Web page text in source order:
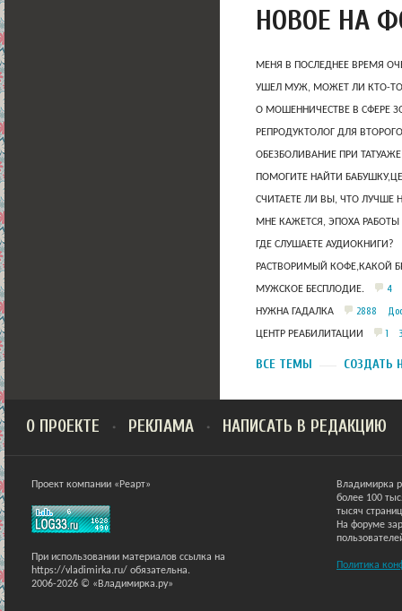
НОВОЕ НА
МЕНЯ В ПОСЛЕДНЕЕ ВРЕМЯ
УШЕЛ МУЖ, МОЖЕТ ЛИ КТО-ТО
О МОШЕННИЧЕСТВЕ В СФЕРЕ
РЕПРОДУКТОЛОГ ДЛЯ
ОБЕЗБОЛИВАНИЕ ПРИ
ПОМОГИТЕ НАЙТИ
СЧИТАЕТЕ ЛИ ВЫ, ЧТО ЛУЧШЕ
МНЕ КАЖЕТСЯ, ЭПОХА
ГДЕ СЛУШАЕТЕ АУДИОКНИГИ?
РАСТВОРИМЫЙ КОФЕ,КАКОЙ
МУЖСКОЕ БЕСПЛОДИЕ. 4
НУЖНА ГАДАЛКА 2888
ЦЕНТР РЕАБИЛИТАЦИИ 1
ВСЕ ТЕМЫ СОЗДАТЬ
О ПРОЕКТЕ РЕКЛАМА НАПИСАТЬ В РЕДАКЦИЮ
Проект компании «Реарт»
При использовании материалов ссылка на
https://vladimirka.ru/ обязательна.
2006-2026 © «Владимирка.ру»
Владимирка
более 100
тысяч
На форуме
Политика